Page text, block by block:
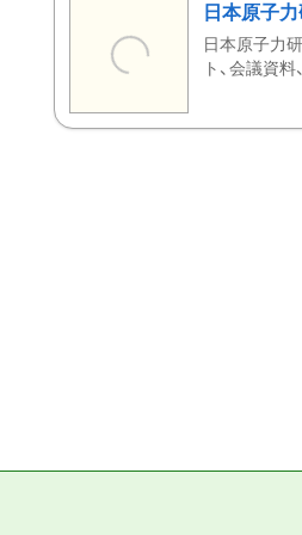
日本原子
日本原子力
ト、会議資